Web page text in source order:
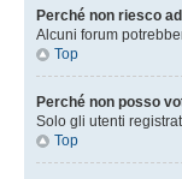
Perché non riesco
Alcuni forum
Top
Perché non posso
Solo gli utenti
Top